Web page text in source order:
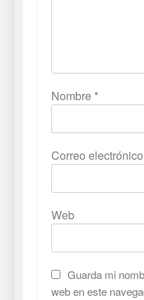
Nombre *
Correo electrónico
Web
Guarda mi
web en este